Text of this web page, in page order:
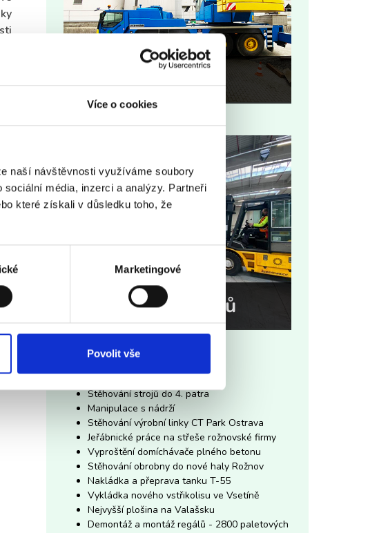
Více o cookies
naší návštěvnosti využíváme soubory
média, inzerci a analýzy. Partneři
které získali v důsledku toho, že
Marketingové
Povolit vše
Reference
Stěhování strojů
Poslední reference
Stěhování strojů do 4. patra
Manipulace s nádrží
Stěhování výrobní linky CT Park Ostrava
Jeřábnické práce na střeše rožnovské firmy
Vyproštění domíchávače plného betonu
Stěhování obrobny do nové haly Rožnov
Nakládka a přeprava tanku T-55
Vykládka nového vstřikolisu ve Vsetíně
Nejvyšší plošina na Valašsku
Demontáž a montáž regálů - 2800 paletových